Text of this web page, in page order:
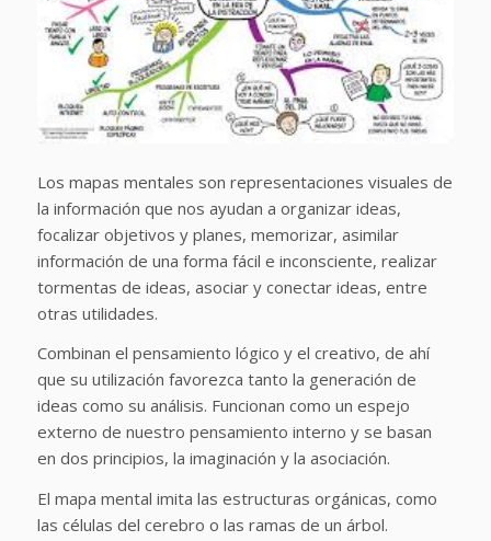
Los mapas mentales son representaciones visuales de
la información que nos ayudan a organizar ideas,
focalizar objetivos y planes, memorizar, asimilar
información de una forma fácil e inconsciente, realizar
tormentas de ideas, asociar y conectar ideas, entre
otras utilidades.
Combinan el pensamiento lógico y el creativo, de ahí
que su utilización favorezca tanto la generación de
ideas como su análisis. Funcionan como un espejo
externo de nuestro pensamiento interno y se basan
en dos principios, la imaginación y la asociación.
El mapa mental imita las estructuras orgánicas, como
las células del cerebro o las ramas de un árbol.